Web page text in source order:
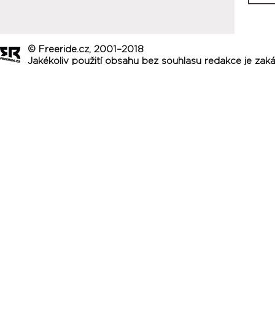
© Freeride.cz, 2001–2018
Jakékoliv použití obsahu bez souhlasu redakce je